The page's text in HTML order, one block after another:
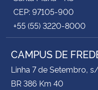
CEP: 97105-900
+55 (55) 3220-8000
CAMPUS DE
Linha 7 de Setembro,
BR 386 Km 40